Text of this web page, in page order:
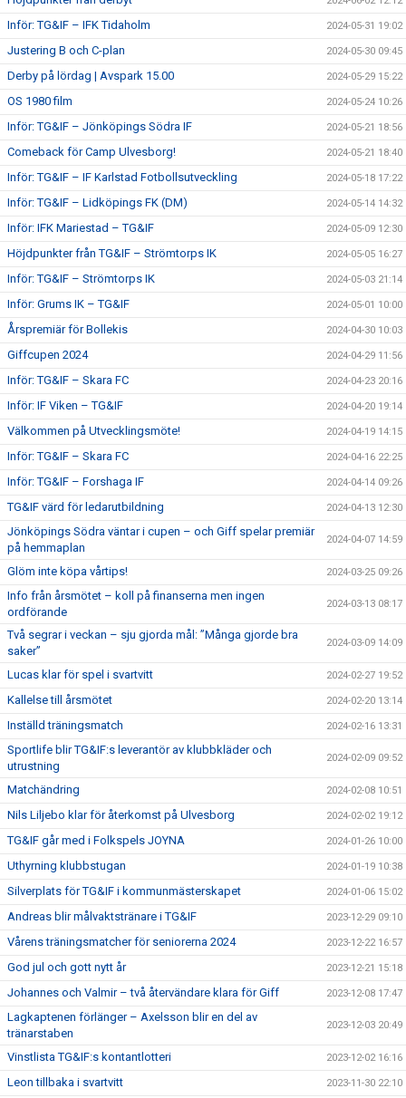
Inför: TG&IF – IFK Tidaholm 2024-05-31 19:02
Justering B och C-plan 2024-05-30 09:45
Derby på lördag | Avspark 15.00 2024-05-29 15:22
OS 1980 film 2024-05-24 10:26
Inför: TG&IF – Jönköpings Södra IF 2024-05-21 18:56
Comeback för Camp Ulvesborg! 2024-05-21 18:40
Inför: TG&IF – IF Karlstad Fotbollsutveckling 2024-05-18 17:22
Inför: TG&IF – Lidköpings FK (DM) 2024-05-14 14:32
Inför: IFK Mariestad – TG&IF 2024-05-09 12:30
Höjdpunkter från TG&IF – Strömtorps IK 2024-05-05 16:27
Inför: TG&IF – Strömtorps IK 2024-05-03 21:14
Inför: Grums IK – TG&IF 2024-05-01 10:00
Årspremiär för Bollekis 2024-04-30 10:03
Giffcupen 2024 2024-04-29 11:56
Inför: TG&IF – Skara FC 2024-04-23 20:16
Inför: IF Viken – TG&IF 2024-04-20 19:14
Välkommen på Utvecklingsmöte! 2024-04-19 14:15
Inför: TG&IF – Skara FC 2024-04-16 22:25
Inför: TG&IF – Forshaga IF 2024-04-14 09:26
TG&IF värd för ledarutbildning 2024-04-13 12:30
Jönköpings Södra väntar i cupen – och Giff spelar premiär
på hemmaplan
2024-04-07 14:59
Glöm inte köpa vårtips! 2024-03-25 09:26
Info från årsmötet – koll på finanserna men ingen
ordförande
2024-03-13 08:17
Två segrar i veckan – sju gjorda mål: ”Många gjorde bra
saker”
2024-03-09 14:09
Lucas klar för spel i svartvitt 2024-02-27 19:52
Kallelse till årsmötet 2024-02-20 13:14
Inställd träningsmatch 2024-02-16 13:31
Sportlife blir TG&IF:s leverantör av klubbkläder och
utrustning
2024-02-09 09:52
Matchändring 2024-02-08 10:51
Nils Liljebo klar för återkomst på Ulvesborg 2024-02-02 19:12
TG&IF går med i Folkspels JOYNA 2024-01-26 10:00
Uthyrning klubbstugan 2024-01-19 10:38
Silverplats för TG&IF i kommunmästerskapet 2024-01-06 15:02
Andreas blir målvaktstränare i TG&IF 2023-12-29 09:10
Vårens träningsmatcher för seniorerna 2024 2023-12-22 16:57
God jul och gott nytt år 2023-12-21 15:18
Johannes och Valmir – två återvändare klara för Giff 2023-12-08 17:47
Lagkaptenen förlänger – Axelsson blir en del av
tränarstaben
2023-12-03 20:49
Vinstlista TG&IF:s kontantlotteri 2023-12-02 16:16
Leon tillbaka i svartvitt 2023-11-30 22:10